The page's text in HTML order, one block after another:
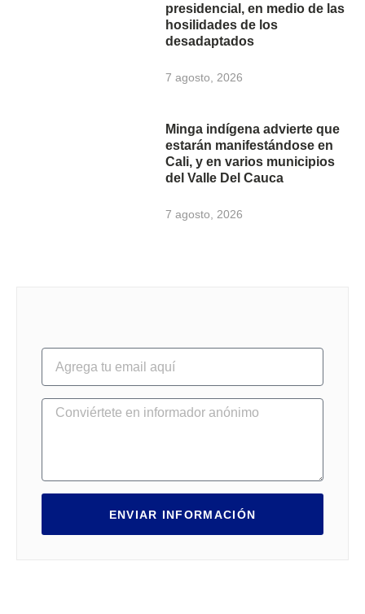
presidencial, en medio de las
hosilidades de los
desadaptados
7 agosto, 2026
Minga indígena advierte que
estarán manifestándose en
Cali, y en varios municipios
del Valle Del Cauca
7 agosto, 2026
ENVIAR INFORMACIÓN